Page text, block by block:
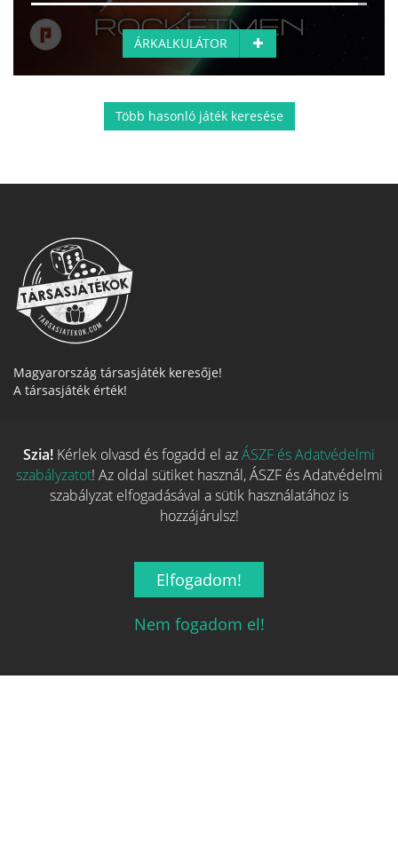
ÁRKALKULÁTOR
Több hasonló játék keresése
Magyarország társasjáték keresője!
A társasjáték érték!
Szia! Kérlek olvasd és fogadd el azÁSZF és Adatvédelmi
szabályzatot! Az oldal sütiket használ, ÁSZF és Adatvédelmi
szabályzat elfogadásával a sütik használatához is
hozzájárulsz!
Elfogadom!
Nem fogadom el!